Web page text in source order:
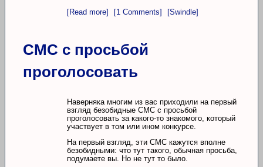
[Read more]
[1 Comments] [Swindle]
СМС с просьбой
проголосовать
Наверняка многим из вас приходили на первый
взгляд безобидные СМС с просьбой
проголосовать за какого-то знакомого, который
участвует в том или ином конкурсе.
На первый взгляд, эти СМС кажутся вполне
безобидными: что тут такого, обычная просьба,
подумаете вы. Но не тут то было.